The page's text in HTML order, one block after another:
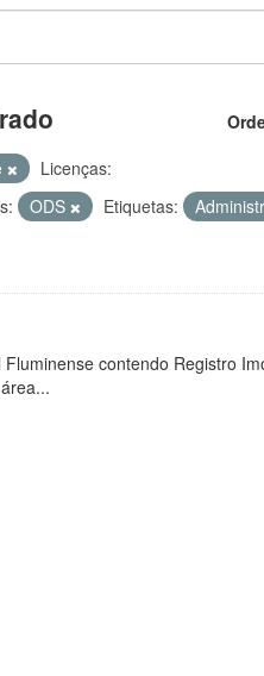
Licenças:
ODS Etiquetas:
contendo Registro